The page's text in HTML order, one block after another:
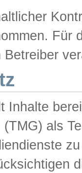
Für
Inhalte
als